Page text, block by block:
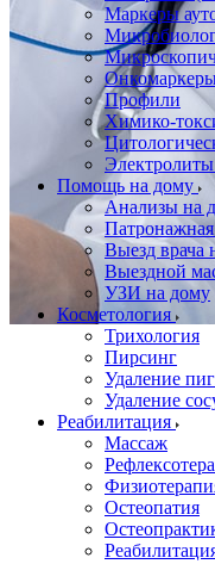
Маркеры
Профили
Химико-
Помощь на дому
Анализы на
Выезд врача
Выездной
УЗИ на дому
Косметология
Трихология
Пирсинг
Удаление
Удаление
Реабилитация
Массаж
Остеопатия